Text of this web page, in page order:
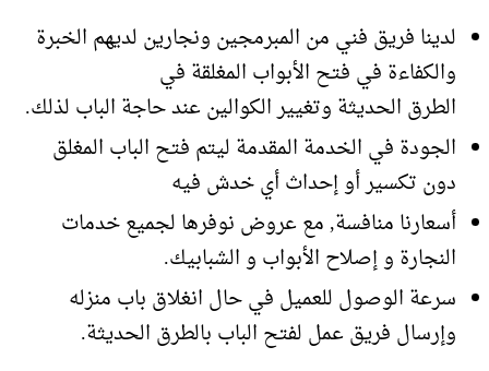
لدينا فريق فني من المبرمجين ونجارين لديهم الخبرة
والكفاءة في فتح الأبواب المغلقة في
الطرق الحديثة وتغيير الكوالين عند حاجة الباب لذلك.
الجودة في الخدمة المقدمة ليتم فتح الباب المغلق
دون تكسير أو إحداث أي خدش فيه
أسعارنا منافسة, مع عروض نوفرها لجميع خدمات
النجارة و إصلاح الأبواب و الشبابيك.
سرعة الوصول للعميل في حال انغلاق باب منزله
وإرسال فريق عمل لفتح الباب بالطرق الحديثة.